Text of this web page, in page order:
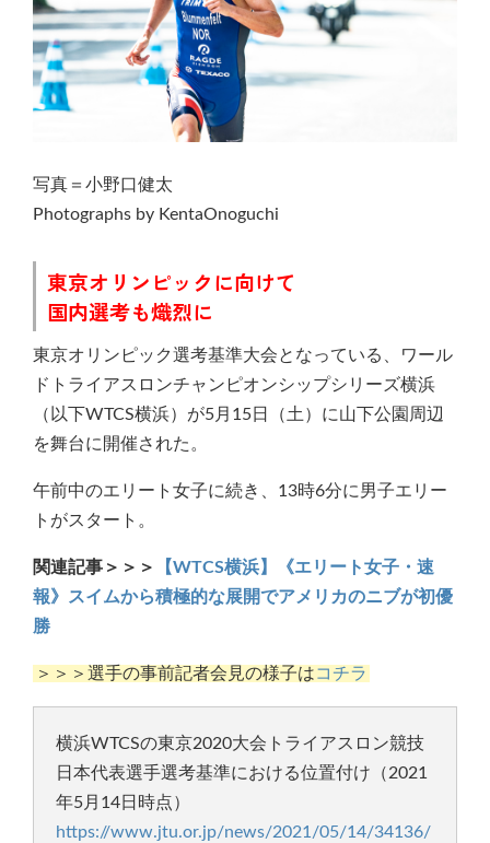
写真＝小野口健太
Photographs by KentaOnoguchi
東京オリンピックに向けて
国内選考も熾烈に
東京オリンピック選考基準大会となっている、ワール
ドトライアスロンチャンピオンシップシリーズ横浜
（以下WTCS横浜）が5月15日（土）に山下公園周辺
を舞台に開催された。
午前中のエリート女子に続き、13時6分に男子エリー
トがスタート。
関連記事＞＞＞
【WTCS横浜】《エリート女子・速
報》スイムから積極的な展開でアメリカのニブが初優
勝
＞＞＞選手の事前記者会見の様子はコチラ
横浜WTCSの東京2020大会トライアスロン競技
日本代表選手選考基準における位置付け（2021
年5月14日時点）
https://www.jtu.or.jp/news/2021/05/14/34136/